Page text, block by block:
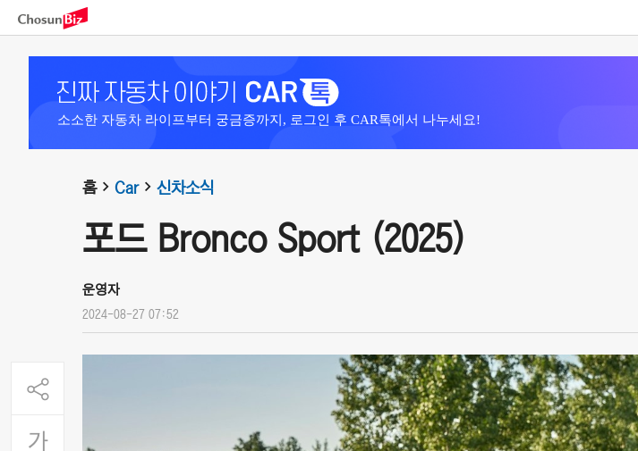
소소한 자동차 라이프부터 궁금증까지, 로그인 후 CAR톡에서 나누세요!
홈 Car 신차소식
포드 Bronco Sport (2025)
운영자
2024-08-27 07:52